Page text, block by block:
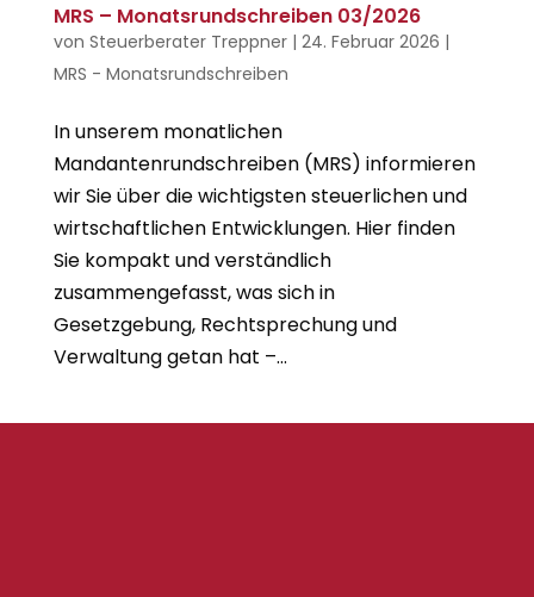
MRS – Monatsrundschreiben 03/2026
von Steuerberater Treppner| 24. Februar 2026 |
MRS - Monatsrundschreiben
In unserem monatlichen
Mandantenrundschreiben (MRS) informieren
wir Sie über die wichtigsten steuerlichen und
wirtschaftlichen Entwicklungen. Hier finden
Sie kompakt und verständlich
zusammengefasst, was sich in
Gesetzgebung, Rechtsprechung und
Verwaltung getan hat –...